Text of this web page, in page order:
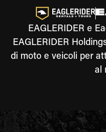
EAGLERIDER e
EAGLERIDER
di moto e veicoli per
al